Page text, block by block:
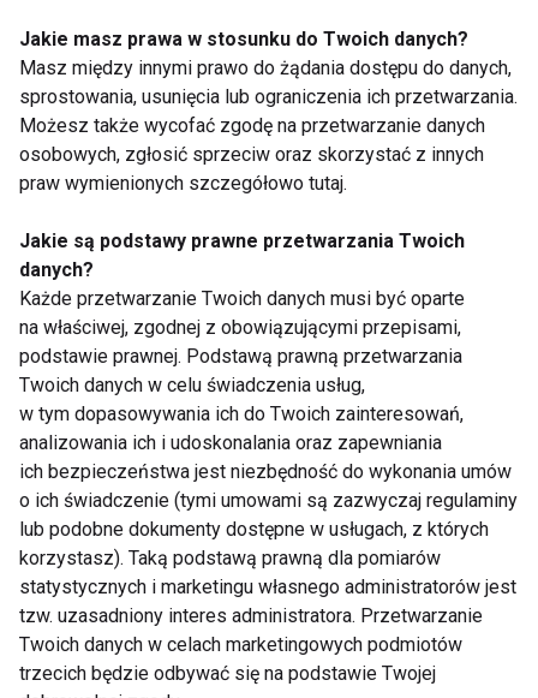
Pokaż więcej
Zdrowie psychiczne
Jak sobie radzić z
przesileniem
wiosennym?
Jak dbać o zdrowie
psychiczne, trenując
regularnie
Jak kontakt ze
Europa potrzebuje
Jakie masz prawa w stosunku do Twoich danych?
Masz między innymi prawo do żądania dostępu do danych,
sprostowania, usunięcia lub ograniczenia ich przetwarzania.
Możesz także wycofać zgodę na przetwarzanie danych
osobowych, zgłosić sprzeciw oraz skorzystać z innych
praw wymienionych szczegółowo tutaj.
Jakie są podstawy prawne przetwarzania Twoich
danych?
Każde przetwarzanie Twoich danych musi być oparte
na właściwej, zgodnej z obowiązującymi przepisami,
podstawie prawnej. Podstawą prawną przetwarzania
Twoich danych w celu świadczenia usług,
w tym dopasowywania ich do Twoich zainteresowań,
analizowania ich i udoskonalania oraz zapewniania
ich bezpieczeństwa jest niezbędność do wykonania umów
o ich świadczenie (tymi umowami są zazwyczaj regulaminy
lub podobne dokumenty dostępne w usługach, z których
korzystasz). Taką podstawą prawną dla pomiarów
statystycznych i marketingu własnego administratorów jest
tzw. uzasadniony interes administratora. Przetwarzanie
Twoich danych w celach marketingowych podmiotów
trzecich będzie odbywać się na podstawie Twojej